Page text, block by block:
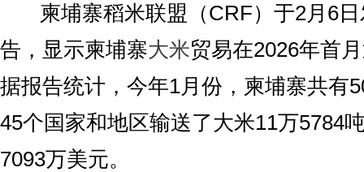
柬埔寨稻米联盟（CRF）于2月6日
告，显示柬埔寨大米贸易在2026年首
据报告统计，今年1月份，柬埔寨共有
45个国家和地区输送了大米11万5784
7093万美元。